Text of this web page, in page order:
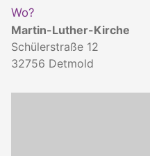
Wo?
Martin-Luther-Kirche
Schülerstraße 12
32756 Detmold